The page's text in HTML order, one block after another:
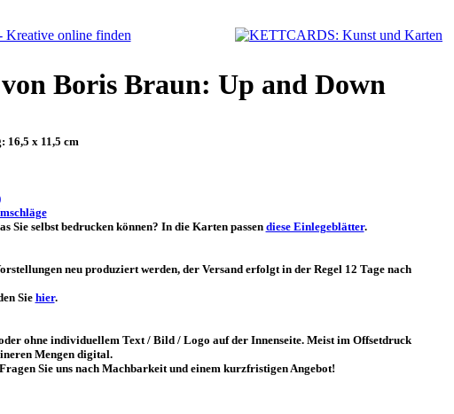
Boris Braun: Up and Down
16,5 x 11,5 cm
Sie selbst bedrucken können? In die Karten passen diese Einlegeblätter.
neu produziert werden, der Versand erfolgt in der Regel 12 Tage nach
Siehier.
ohne individuellem Text / Bild / Logo auf der Innenseite. Meist im Offsetdruck
Mengen digital.
Sie uns nach Machbarkeit und einem kurzfristigen Angebot!